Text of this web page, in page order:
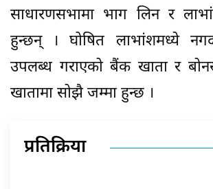
साधारणसभामा भाग लिन र
हुन्छन् । घोषित लाभांशमध्ये
उपलब्ध गराएको बैंक खाता र
खातामा सोझै जम्मा हुन्छ ।
प्रतिक्रिया